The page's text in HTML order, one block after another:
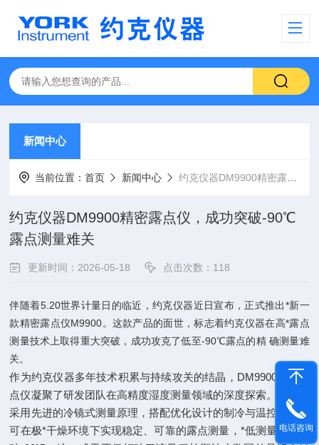
新闻中心
当前位置：首页 新闻中心 约克仪器DM9900精密露点仪，成功突破-90℃露点测量难关
约克仪器DM9900精密露点仪，成功突破-90℃
露点测量难关
更新时间：2026-05-18 点击次数：118
伴随着5.20世界计量日的临近，约克仪器近日宣布，正式推出*新一
款精密露点仪M9900。这款产品的面世，标志着约克仪器在高*露点
测量技术上取得重大突破，成功攻克了低至-90℃露点的精 确测量难
关。
作为约克仪器多年技术积累与持续攻关的结晶，DM9900精密露
点仪凝聚了研发团队在高精度湿度测量领域的深度探索。该仪器
采用先进的冷镜式测量原理，搭配优化设计的制冷与温控系统，
可在极*干燥环境下实现稳定、可靠的露点测量，*低测量下限突
电话咨询